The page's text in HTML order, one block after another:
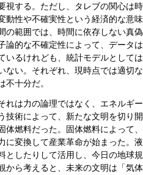
視する。ただし、タレブの関心は
動性や不確実性という経済的な意
範囲では、時間に依存しない真
論的な不確定性によって、データ
いるけれども、統計モデルとして
ない。それぞれ、現時点では適切
不十分だ。
は力の論理ではなく、エネルギ
技術によって、新たな文明を切り
体燃料だった。固体燃料によって
に変換して産業革命が始まった。
したりして活用し、今日の地球
から考えると、未来の文明は「気